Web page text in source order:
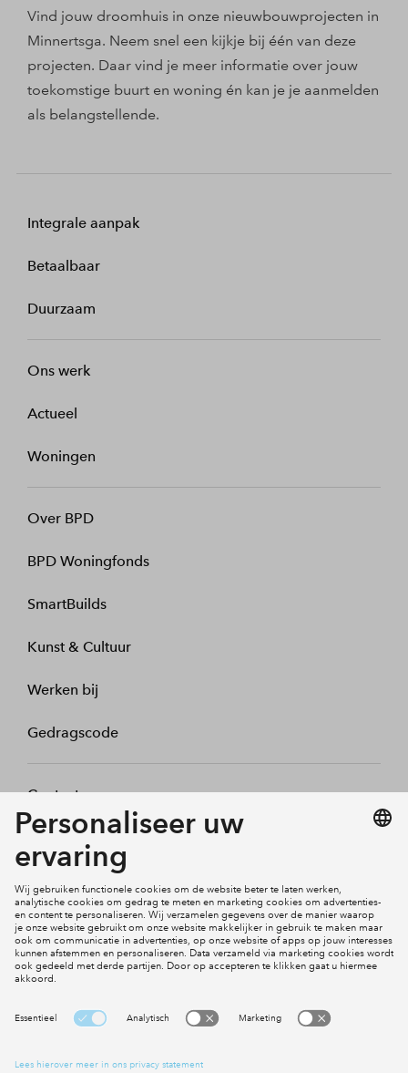
Vind jouw droomhuis in onze nieuwbouwprojecten in
Minnertsga. Neem snel een kijkje bij één van deze
projecten. Daar vind je meer informatie over jouw
toekomstige buurt en woning én kan je je aanmelden
als belangstellende.
Integrale aanpak
Betaalbaar
Duurzaam
Ons werk
Actueel
Woningen
Over BPD
BPD Woningfonds
SmartBuilds
Kunst & Cultuur
Werken bij
Gedragscode
Contact
Mijn profiel
Social Media
Cookies